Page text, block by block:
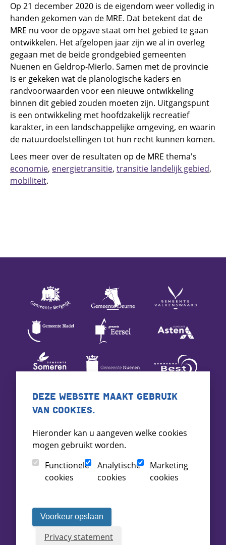
Op 21 december 2020 is de eigendom weer volledig in
handen gekomen van de MRE. Dat betekent dat de
MRE nu voor de opgave staat om het gebied te gaan
ontwikkelen. Het afgelopen jaar zijn we al in overleg
gegaan met de beide grondgebied gemeenten
Nuenen en Geldrop-Mierlo. Samen met de provincie
is er gekeken wat de planologische kaders en
randvoorwaarden voor een nieuwe ontwikkeling
binnen dit gebied zouden moeten zijn. Uitgangspunt
is een ontwikkeling met hoofdzakelijk recreatief
karakter, in een landschappelijke omgeving, en waarin
de natuurdoelstellingen tot hun recht kunnen komen.
Lees meer over de resultaten op de MRE thema's
economie, energietransitie, transitie landelijk gebied,
mobiliteit.
DEZE WEBSITE MAAKT GEBRUIK
VAN COOKIES.
Hieronder kan u aangeven welke cookies
mogen gebruikt worden.
Functionele
cookies
Analytische
cookies
Marketing
cookies
Voorkeur opslaan
Privacy statement